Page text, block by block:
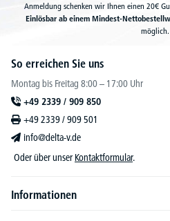
Anmeldung schenken wir Ihnen einen 20€
Einlösbar ab einem Mindest-
möglich.
So erreichen Sie uns
Montag bis Freitag 8:00 – 17:00 Uhr
+49 2339 / 909 850
+49 2339 / 909 501
info@delta-v.de
Oder über unser Kontaktformular.
Informationen